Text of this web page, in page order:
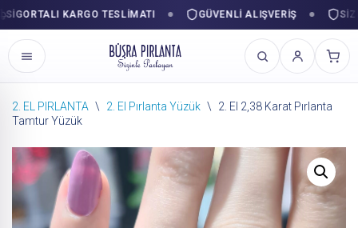
KARGO TESLIMATI GÜVENLI ALIŞVERIŞ
İçeriğe
2. EL PIRLANTA \ 2. El Pırlanta Yüzük \
2. El 2,38 Karat Pırlanta
Tamtur Yüzük